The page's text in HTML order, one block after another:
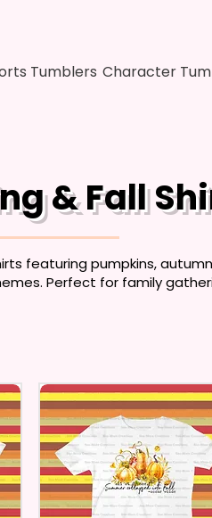
Tumblers Character
& Fall
featuring pumpkins,
Perfect for family